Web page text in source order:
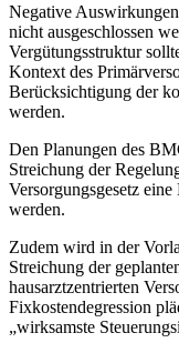
Negative
nicht ausgeschlossen
Vergütungsstruktur
Kontext des
Berücksichtigung der
werden.
Den Planungen des
Streichung der
Versorgungsgesetz
werden.
Zudem wird in der
Streichung der
hausarztzentrierten
Fixkostendegression
„wirksamste